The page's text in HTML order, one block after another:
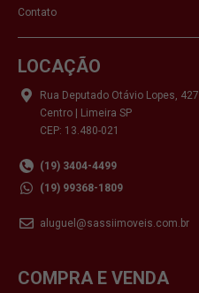
Contato
LOCAÇÃO
Rua Deputado Otávio Lopes, 427
Centro | Limeira SP
CEP: 13.480-021
(19) 3404-4499
(19) 99368-1809
aluguel@sassiimoveis.com.br
COMPRA E VENDA